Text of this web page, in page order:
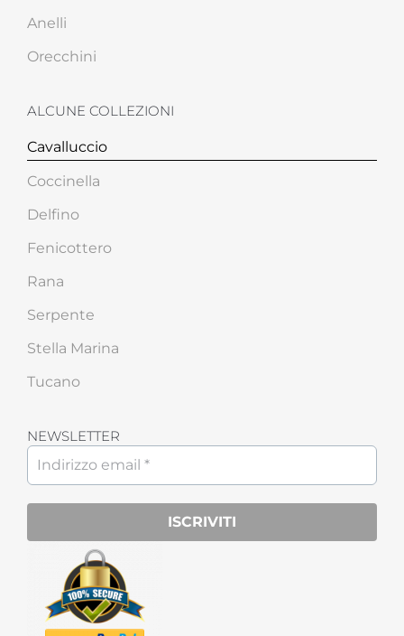
Anelli
Orecchini
ALCUNE COLLEZIONI
Cavalluccio
Coccinella
Delfino
Fenicottero
Rana
Serpente
Stella Marina
Tucano
NEWSLETTER